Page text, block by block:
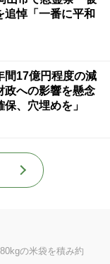
追悼「一番に平和
間17億円程度の減
への影響を懸念
保、穴埋めを」
の米袋を積み約